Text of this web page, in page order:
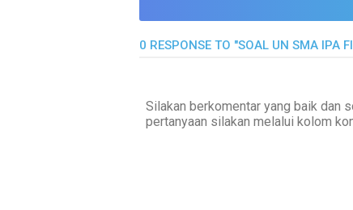
0 RESPONSE TO "SOAL UN SMA IPA
Silakan berkomentar yang baik dan
pertanyaan silakan melalui kolom